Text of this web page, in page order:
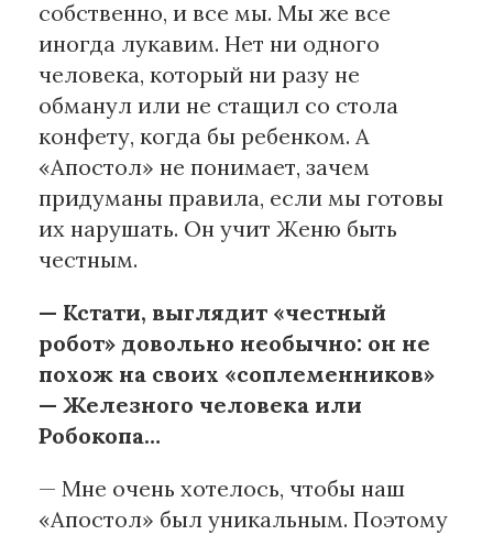
собственно, и все мы. Мы же все
иногда лукавим. Нет ни одного
человека, который ни разу не
обманул или не стащил со стола
конфету, когда бы ребенком. А
«Апостол» не понимает, зачем
придуманы правила, если мы готовы
их нарушать. Он учит Женю быть
честным.
— Кстати, выглядит «честный
робот» довольно необычно: он не
похож на своих «соплеменников»
— Железного человека или
Робокопа…
— Мне очень хотелось, чтобы наш
«Апостол» был уникальным. Поэтому